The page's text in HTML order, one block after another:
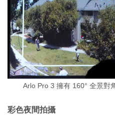
Arlo Pro 3 擁有 160° 全景對
彩色夜間拍攝